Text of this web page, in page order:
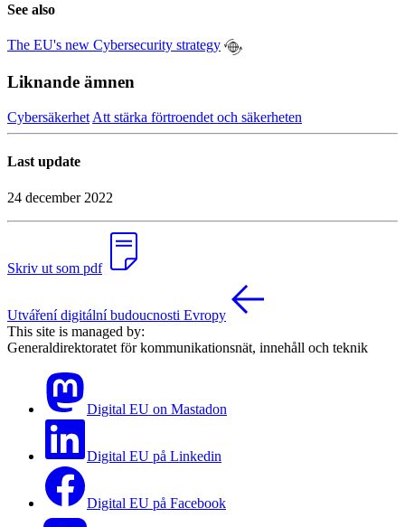
See also
The EU's new Cybersecurity strategy
Liknande ämnen
Cybersäkerhet Att stärka förtroendet och säkerheten
Last update
24 december 2022
Skriv ut som pdf
Utváření digitální budoucnosti Evropy
This site is managed by:
Generaldirektoratet för kommunikationsnät, innehåll och teknik
Digital EU on Mastadon
Digital EU på Linkedin
Digital EU på Facebook